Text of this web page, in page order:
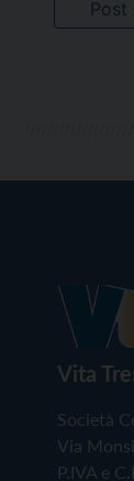
Vita
Società
Via
P.IVA e